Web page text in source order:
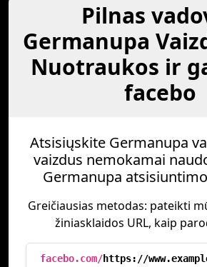
Pilnas
Germanupa
Nuotraukos ir
facebo
Atsisiųskite Germanupa
vaizdus nemokamai
Germanupa
Greičiausias metodas: pateikti
žiniasklaidos URL, kaip
facebo.com/https://